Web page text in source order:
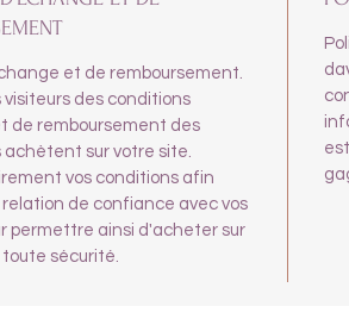
et de remboursement.
visiteurs des conditions
de remboursement des
achètent sur votre site.
vos conditions afin
de confiance avec vos
permettre ainsi d'acheter sur
sécurité.